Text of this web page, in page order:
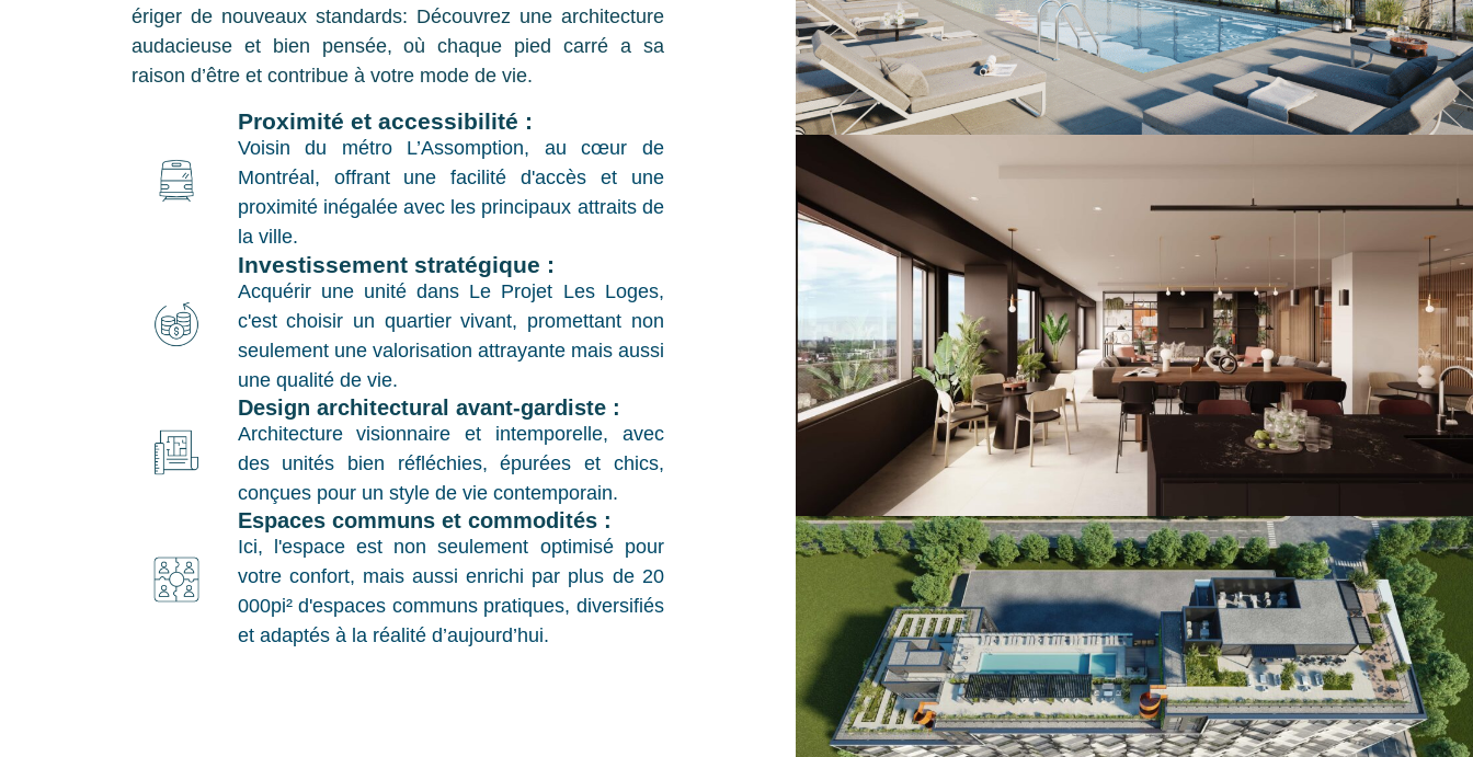
ériger de nouveaux standards: Découvrez une architecture
audacieuse et bien pensée, où chaque pied carré a sa
raison d’être et contribue à votre mode de vie.
Proximité et accessibilité :
Voisin du métro L’Assomption, au cœur de
Montréal, offrant une facilité d'accès et une
proximité inégalée avec les principaux attraits de
la ville.
Investissement stratégique :
Acquérir une unité dans Le Projet Les Loges,
c'est choisir un quartier vivant, promettant non
seulement une valorisation attrayante mais aussi
une qualité de vie.
Design architectural avant-gardiste :
Architecture visionnaire et intemporelle, avec
des unités bien réfléchies, épurées et chics,
conçues pour un style de vie contemporain.
Espaces communs et commodités :
Ici, l'espace est non seulement optimisé pour
votre confort, mais aussi enrichi par plus de 20
000pi² d'espaces communs pratiques, diversifiés
et adaptés à la réalité d’aujourd’hui.